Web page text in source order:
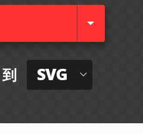
到 SVG